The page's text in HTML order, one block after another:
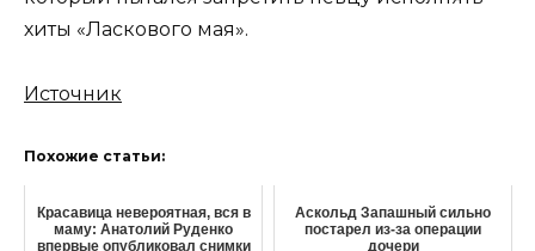
хиты «Ласкового мая».
Источник
Похожие статьи:
Красавица невероятная, вся в
маму: Анатолий Руденко
впервые опубликовал снимки
Аскольд Запашный сильно
постарел из-за операции
дочери